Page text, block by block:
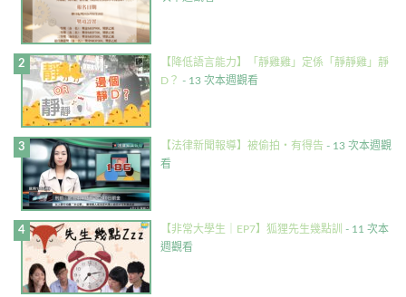
【降低語言能力】「靜雞雞」定係「靜靜雞」靜
D？ - 13 次本週觀看
【法律新聞報導】被偷拍・有得告 - 13 次本週觀
看
【非常大學生｜EP7】狐狸先生幾點訓 - 11 次本
週觀看